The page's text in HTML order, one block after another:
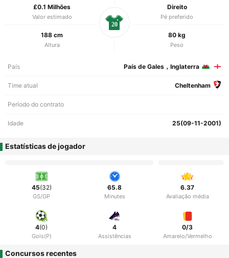
£0.1 Milhões
Valor estimado
Direito
Pé preferido
188 cm
Altura
80 kg
Peso
20
País País de Gales，Inglaterra
Time atual Cheltenham
Período do contrato
Idade 25(09-11-2001)
Estatísticas de jogador
45(32)
GS/GP
65.8
Minutes
6.37
Avaliação média
4(0)
Gols(P)
4
Assistências
0/3
Amarelo/Vermelho
Concursos recentes